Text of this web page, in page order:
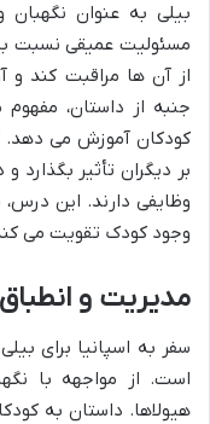
بیلی به عنوان
مسئولیت عمیقی نسبت
از آن ها مراقبت کند و
جنبه از داستان،
کودکان آموزش می دهد.
بر دیگران تأثیر
وظایفی دارند. این درس،
وجود کودک تقویت می
مدیریت و
سفر به اسپانیا برای
است. از مواجهه با
هیولاها. داستان به